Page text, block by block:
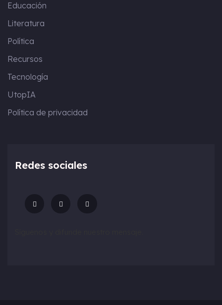
Educación
Literatura
Política
Recursos
Tecnología
UtopIA
Política de privacidad
Redes sociales